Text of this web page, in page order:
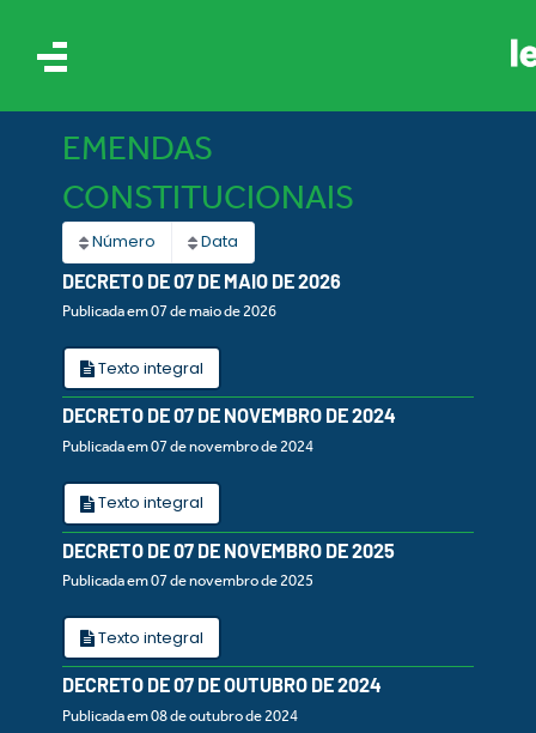
EMENDAS
CONSTITUCIONAIS
Número
Data
DECRETO DE 07 DE MAIO DE 2026
Publicada em 07 de maio de 2026
Texto integral
DECRETO DE 07 DE NOVEMBRO DE 2024
Publicada em 07 de novembro de 2024
Texto integral
DECRETO DE 07 DE NOVEMBRO DE 2025
Publicada em 07 de novembro de 2025
Texto integral
DECRETO DE 07 DE OUTUBRO DE 2024
Publicada em 08 de outubro de 2024